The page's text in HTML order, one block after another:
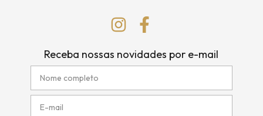
Receba nossas novidades por e-mail